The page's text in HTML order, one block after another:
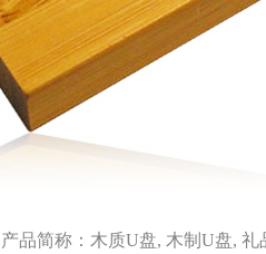
产品简称：木质U盘, 木制U盘, 礼